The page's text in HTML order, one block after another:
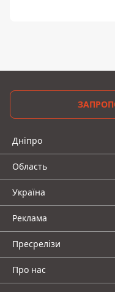
Дніпро
Область
Україна
Реклама
Пресрелізи
Про нас